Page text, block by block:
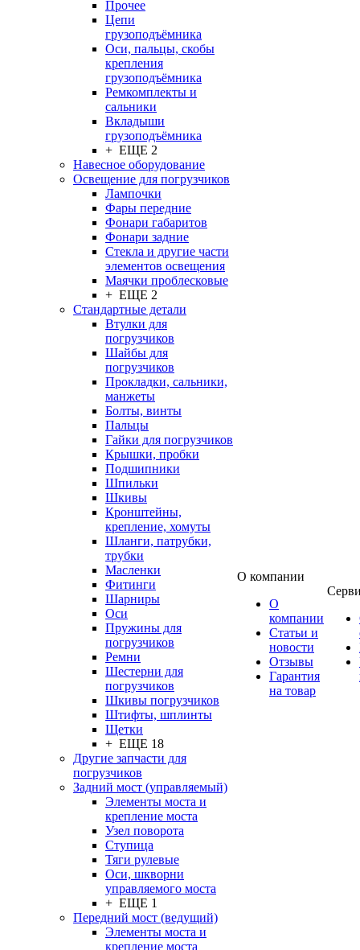
Прочее
Цепи
грузоподъёмника
Оси, пальцы, скобы
крепления
грузоподъёмника
Ремкомплекты и
сальники
Вкладыши
грузоподъёмника
+ ЕЩЕ 2
Навесное оборудование
Освещение для погрузчиков
Лампочки
Фары передние
Фонари габаритов
Фонари задние
Стекла и другие части
элементов освещения
Маячки проблесковые
+ ЕЩЕ 2
Стандартные детали
Втулки для
погрузчиков
Шайбы для
погрузчиков
Прокладки, сальники,
манжеты
Болты, винты
Пальцы
Гайки для погрузчиков
Крышки, пробки
Подшипники
Шпильки
Шкивы
Кронштейны,
крепление, хомуты
Шланги, патрубки,
трубки
Масленки
Фитинги
Шарниры
Оси
Пружины для
погрузчиков
Ремни
Шестерни для
погрузчиков
Шкивы погрузчиков
Штифты, шплинты
Щетки
+ ЕЩЕ 18
Другие запчасти для
погрузчиков
Задний мост (управляемый)
Элементы моста и
крепление моста
Узел поворота
Ступица
Тяги рулевые
Оси, шкворни
управляемого моста
+ ЕЩЕ 1
Передний мост (ведущий)
Элементы моста и
крепление моста
О компании
О
компании
Статьи и
новости
Отзывы
Гарантия
на товар